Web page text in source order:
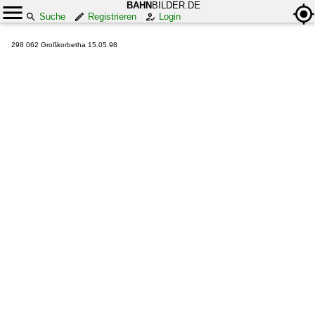
BAHN BILDER.DE
Suche
Registrieren Login
298 062 Großkorbetha 15.05.98